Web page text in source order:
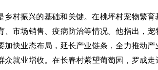
乡村振兴的基础和关键。在桃坪村宠物繁
、市场销售、疫病防治等情况。他指出，
加快业态布局，延长产业链条，全力推动
众就业增收。在长春村紫望葡萄园，罗成